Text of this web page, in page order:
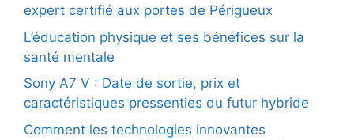
expert certifié aux portes de Périgueux
L’éducation physique et ses bénéfices sur la
santé mentale
Sony A7 V : Date de sortie, prix et
caractéristiques pressenties du futur hybride
Comment les technologies innovantes